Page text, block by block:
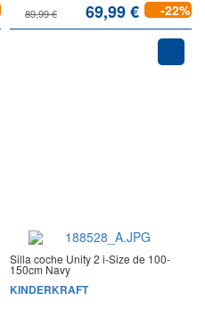
89,99 € 69,99 € -22%
Silla coche Unity 2 i-Size de 100-
150cm Navy
KINDERKRAFT